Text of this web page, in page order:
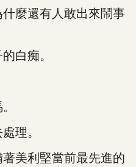
麼還有人敢出來鬧事
白痴。
理。
美利堅當前最先進的